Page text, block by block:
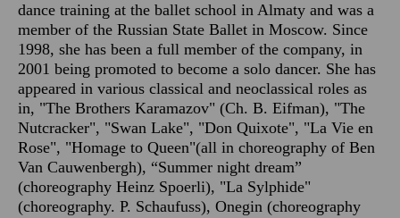
dance training at the ballet school in Almaty and was a
member of the Russian State Ballet in Moscow. Since
1998, she has been a full member of the company, in
2001 being promoted to become a solo dancer. She has
appeared in various classical and neoclassical roles as
in, "The Brothers Karamazov" (Ch. B. Eifman), "The
Nutcracker", "Swan Lake", "Don Quixote", "La Vie en
Rose", "Homage to Queen"(all in choreography of Ben
Van Cauwenbergh), “Summer night dream”
(choreography Heinz Spoerli), "La Sylphide"
(choreography. P. Schaufuss), Onegin (choreography